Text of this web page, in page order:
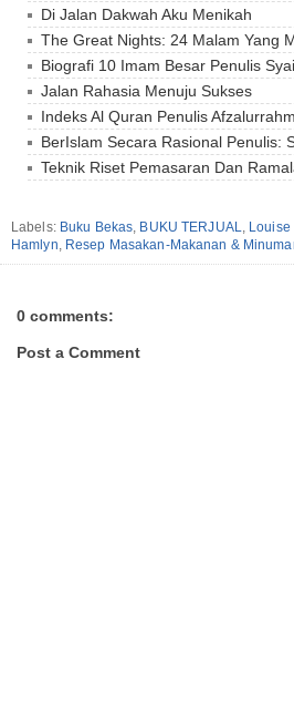
Di Jalan Dakwah Aku Menikah
The Great Nights: 24 Malam Yang
Biografi 10 Imam Besar Penulis
Jalan Rahasia Menuju Sukses
Indeks Al Quran Penulis
BerIslam Secara Rasional Penulis:
Teknik Riset Pemasaran Dan
Labels: Buku Bekas, BUKU TERJUAL, Louise
Hamlyn, Resep Masakan-Makanan &
0 comments:
Post a Comment